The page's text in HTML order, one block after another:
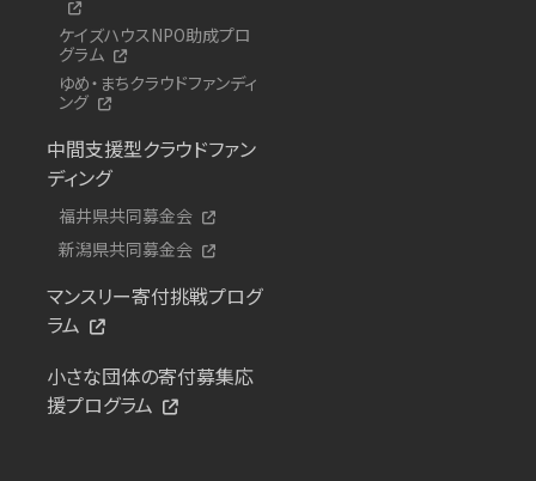
ケイズハウスNPO助成プロ
グラム
ゆめ・まちクラウドファンディ
ング
中間支援型クラウドファン
ディング
福井県共同募金会
新潟県共同募金会
マンスリー寄付挑戦プログ
ラム
小さな団体の寄付募集応
援プログラム